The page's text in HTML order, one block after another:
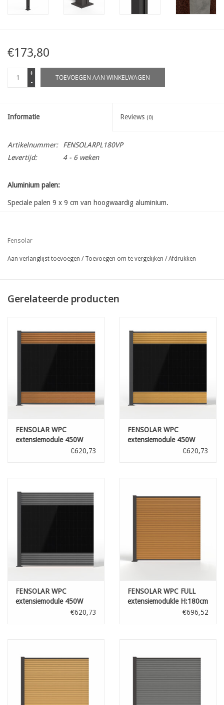
€173,80
+
-
TOEVOEGEN AAN WINKELWAGEN
Informatie Reviews (0)
Artikelnummer:
FENSOLARPL180VP
Levertijd:
4 - 6 weken
Aluminium palen:
Speciale palen 9 x 9 cm van hoogwaardig aluminium.
Afmetingen: 9 x 9 cm
inclusief afdekkap
Fensolar
Aan verlanglijst toevoegen / Toevoegen om te vergelijken /Afdrukken
Gerelateerde producten
FENSOLAR WPC
extensiemodule 450W
H:180cm L:185cm Teak +
€620,73
FENSOLAR WPC
extensiemodule 450W
H:180cm L:185cm Ceder
€620,73
FENSOLAR WPC
extensiemodule 450W
H:180cm L:185cm Grijs +
€620,73
FENSOLAR WPC FULL
extensiemodukle H:180cm
L:185cm Teak + 1 paal
€696,52